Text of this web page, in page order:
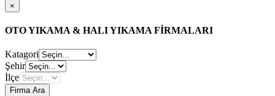
×
OTO YIKAMA & HALI YIKAMA FİRMALARI
Katagori
Şehir
İlçe
Firma Ara